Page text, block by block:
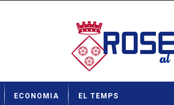
ECONOMIA EL TEMPS